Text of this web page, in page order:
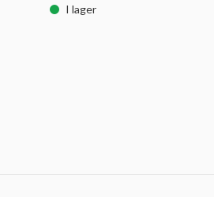
I lager